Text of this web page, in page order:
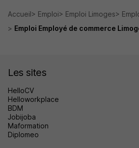
Accueil Emploi Emploi Limoges
Emploi Employé de commerce
Les sites
HelloCV
Helloworkplace
BDM
Jobijoba
Maformation
Diplomeo